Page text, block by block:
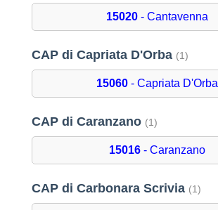
15020 - Cantavenna
CAP di Capriata D'Orba (1)
15060 - Capriata D'Orba
CAP di Caranzano (1)
15016 - Caranzano
CAP di Carbonara Scrivia (1)